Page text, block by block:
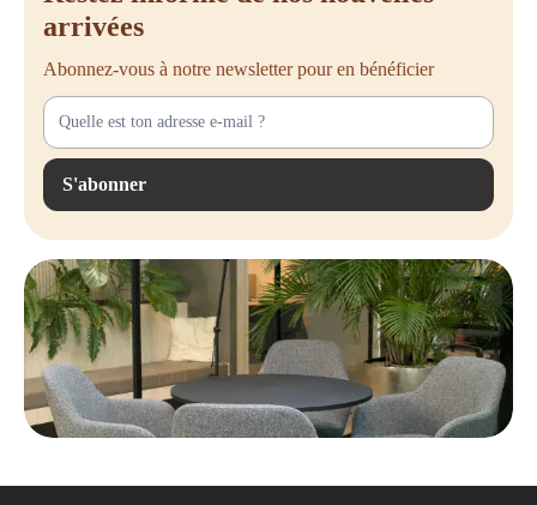
arrivées
Abonnez-vous à notre newsletter pour en bénéficier
S'abonner